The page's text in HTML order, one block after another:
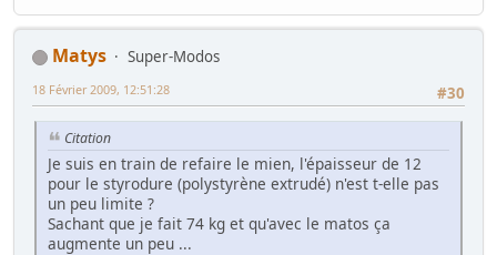
Matys
Super-Modos
#30
18 Février 2009, 12:51:28
Citation
Je suis en train de refaire le mien, l'épaisseur de 12
pour le styrodure (polystyrène extrudé) n'est t-elle pas
un peu limite ?
Sachant que je fait 74 kg et qu'avec le matos ça
augmente un peu ...